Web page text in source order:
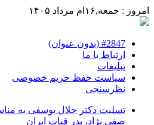
امروز : جمعه,۱۶ام مرداد ۱۴۰۵
#2847 (بدون عنوان)
ارتباط با ما
تبلیغات
سیاست حفظ حریم خصوصی
نظرسنجی
تسلیت دکتر جلال یوسفی به
صفی نژاد، پدر قنات ایران